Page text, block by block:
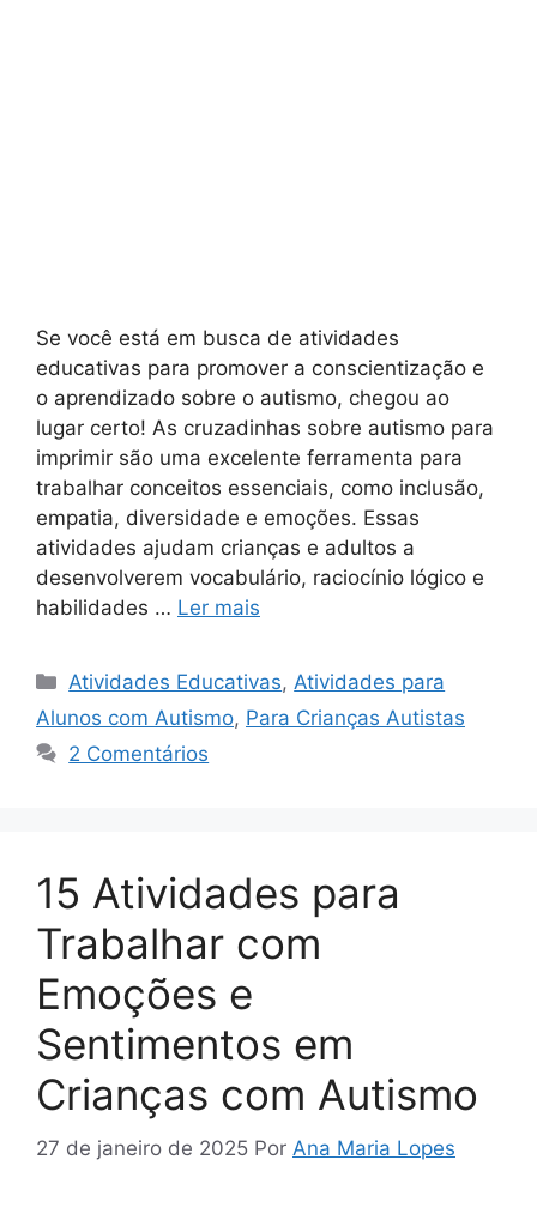
Se você está em busca de atividades
educativas para promover a conscientização e
o aprendizado sobre o autismo, chegou ao
lugar certo! As cruzadinhas sobre autismo para
imprimir são uma excelente ferramenta para
trabalhar conceitos essenciais, como inclusão,
empatia, diversidade e emoções. Essas
atividades ajudam crianças e adultos a
desenvolverem vocabulário, raciocínio lógico e
habilidades … Ler mais
Categorias
Atividades Educativas,Atividades para
Alunos com Autismo, Para Crianças Autistas
2 Comentários
15 Atividades para
Trabalhar com
Emoções e
Sentimentos em
Crianças com Autismo
27 de janeiro de 2025 Por Ana Maria Lopes